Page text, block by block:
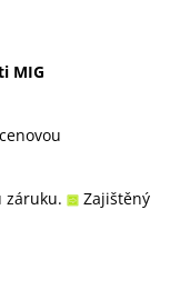
MIG
záruku.
Zajištěný